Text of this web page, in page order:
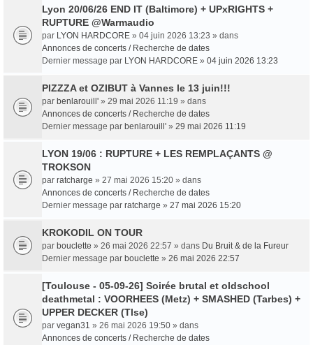
Lyon 20/06/26 END IT (Baltimore) + UPxRIGHTS +
RUPTURE @Warmaudio
par LYON HARDCORE » 04 juin 2026 13:23 » dans
Annonces de concerts / Recherche de dates
Dernier message par LYON HARDCORE » 04 juin 2026 13:23
PIZZZA et OZIBUT à Vannes le 13 juin!!!
par benlarouill' » 29 mai 2026 11:19 » dans
Annonces de concerts / Recherche de dates
Dernier message par benlarouill' » 29 mai 2026 11:19
LYON 19/06 : RUPTURE + LES REMPLAÇANTS @
TROKSON
par ratcharge » 27 mai 2026 15:20 » dans
Annonces de concerts / Recherche de dates
Dernier message par ratcharge » 27 mai 2026 15:20
KROKODIL ON TOUR
par bouclette » 26 mai 2026 22:57 » dans Du Bruit & de la Fureur
Dernier message par bouclette » 26 mai 2026 22:57
[Toulouse - 05-09-26] Soirée brutal et oldschool
deathmetal : VOORHEES (Metz) + SMASHED (Tarbes) +
UPPER DECKER (Tlse)
par vegan31 » 26 mai 2026 19:50 » dans
Annonces de concerts / Recherche de dates